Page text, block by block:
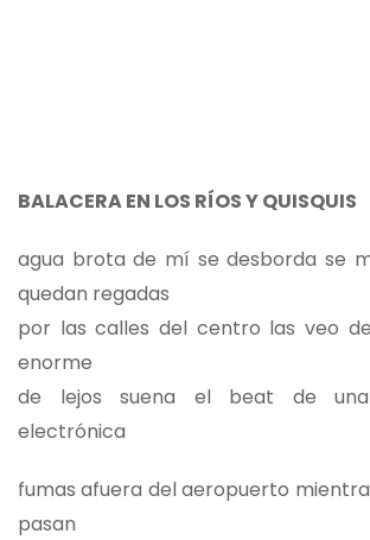
BALACERA EN LOS RÍOS Y QUISQUIS
agua brota de mí se desborda se
quedan regadas
por las calles del centro las veo
enorme
de lejos suena el beat de
electrónica
fumas afuera del aeropuerto
pasan